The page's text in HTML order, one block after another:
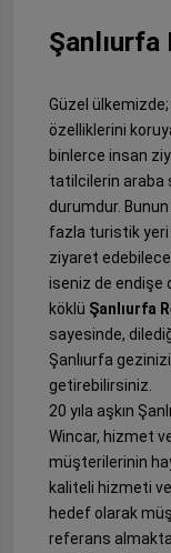
Şanlıurfa
Güzel
özelliklerini
binlerce insan
tatilcilerin araba
durumdur.
fazla turistik yeri
ziyaret
iseniz de endişe
köklü Şanlıurfa
sayesinde,
Şanlıurfa
getirebilirsiniz.
20 yıla aşkın
Wincar, hizmet
müşterilerinin
kaliteli hizmeti
hedef olarak
referans